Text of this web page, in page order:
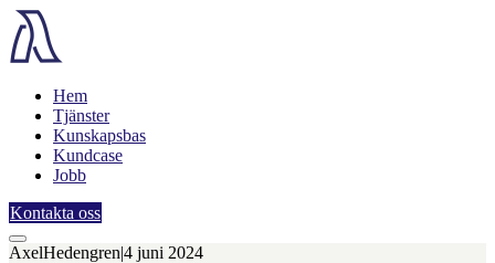
Hem
Tjänster
Kunskapsbas
Kundcase
Jobb
Kontakta oss
AxelHedengren|4 juni 2024